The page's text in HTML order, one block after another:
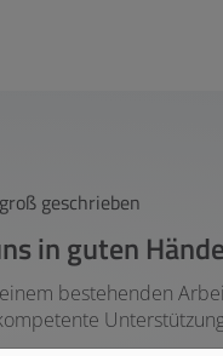
geschrieben
in guten
bestehenden